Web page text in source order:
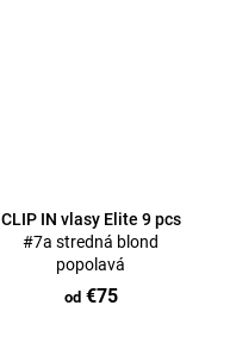
CLIP IN vlasy Elite 9 pcs
#7a stredná blond
popolavá
od€75